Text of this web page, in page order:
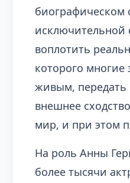
биографическом
исключительной
воплотить
которого многие
живым, передать
внешнее
мир, и при этом
На роль Анны
более тысячи